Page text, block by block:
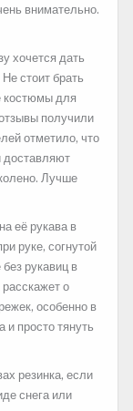
внимательно.
хочется дать
стоит брать
костюмы для
получили
отметило, что
доставляют
Лучше
её рукава в
руке, согнутой
рукавиц в
о
особенно в
просто тянуть
резинка, если
снега или